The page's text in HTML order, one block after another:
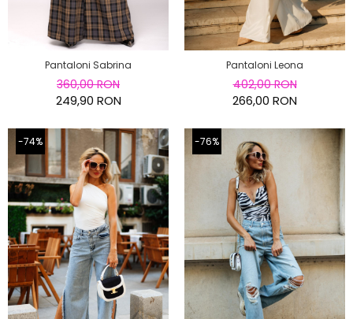
Pantaloni Sabrina
360,00 RON
249,90 RON
Pantaloni Leona
402,00 RON
266,00 RON
-74% -76%